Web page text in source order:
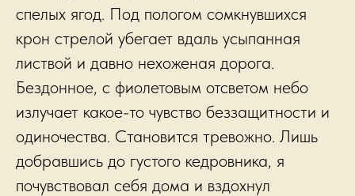
спелых ягод. Под пологом сомкнувшихся
крон стрелой убегает вдаль усыпанная
листвой и давно нехоженая дорога.
Бездонное, с фиолетовым отсветом небо
излучает какое-то чувство беззащитности и
одиночества. Становится тревожно. Лишь
добравшись до густого кедровника, я
почувствовал себя дома и вздохнул